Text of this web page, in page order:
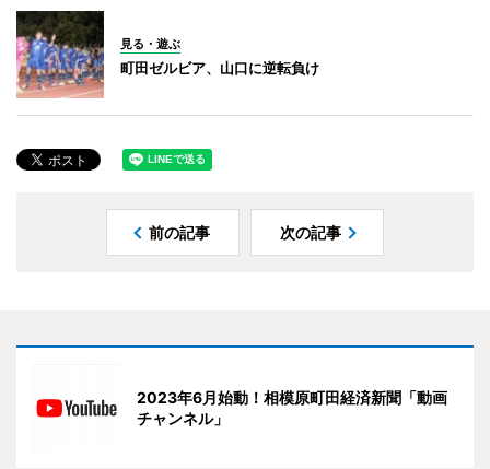
見る・遊ぶ
町田ゼルビア、山口に逆転負け
前の記事 次の記事
2023年6月始動！相模原町田経済新聞「動画
チャンネル」